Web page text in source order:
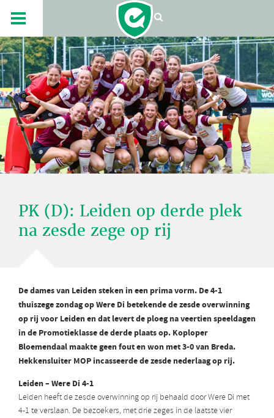
PK (D): Leiden op derde plek
na zesde zege op rij
De dames van Leiden steken in een prima vorm. De 4-1
thuiszege zondag op Were Di betekende de zesde overwinning
op rij voor Leiden en dat levert de ploeg na veertien speeldagen
in de Promotieklasse de derde plaats op. Koploper
Bloemendaal maakte geen fout en won met 3-0 van Breda.
Hekkensluiter MOP incasseerde de zesde nederlaag op rij.
Leiden – Were Di 4-1
Leiden heeft de zesde overwinning op rij behaald door Were Di met
4-1 te verslaan. De bezoekers, met drie zeges in de laatste vier